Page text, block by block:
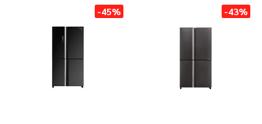
-45% -43%